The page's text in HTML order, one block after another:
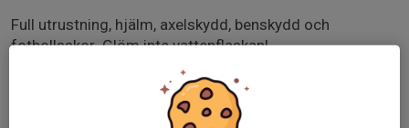
Full utrustning, hjälm, axelskydd, benskydd och
fotbollsskor. Glöm inte vattenflaskan!